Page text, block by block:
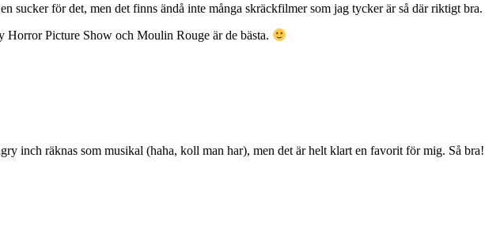
sucker för det, men det finns ändå inte många skräckfilmer som jag tycker är så där riktigt
Horror Picture Show och Moulin Rouge är de bästa.
inch räknas som musikal (haha, koll man har), men det är helt klart en favorit för mig. Så